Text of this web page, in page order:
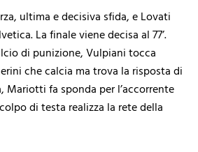
ultima e decisiva sfida, e Lovati
La finale viene decisa al 77’.
di punizione, Vulpiani tocca
che calcia ma trova la risposta di
Mariotti fa sponda per l’accorrente
di testa realizza la rete della